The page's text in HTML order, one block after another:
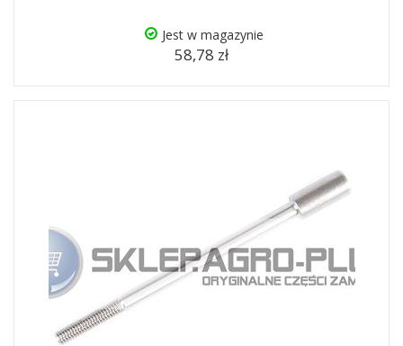
Jest w magazynie
58,78 zł